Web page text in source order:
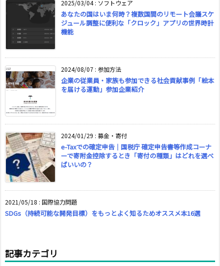
2025/03/04: ソフトウェア
あなたの国はいま何時？複数国間のリモート会議スケ
ジュール調整に便利な「クロック」アプリの世界時計
機能
2024/08/07 : 参加方法
企業の従業員・家族も参加できる社会貢献事例「絵本
を届ける運動」参加企業紹介
2024/01/29 : 募金・寄付
e-Taxでの確定申告｜国税庁 確定申告書等作成コーナ
ーで寄附金控除するとき「寄付の種類」はどれを選べ
ばいいの？
2021/05/18 : 国際協力問題
SDGs（持続可能な開発目標）をもっとよく知るためオススメ本16選
記事カテゴリ